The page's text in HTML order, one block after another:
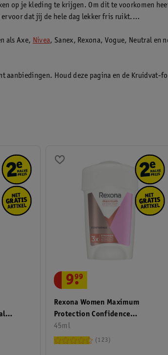
op je kleding te krijgen. Om dit te voorkomen
dat jij de hele dag lekker fris ruikt.
als Axe, Nivea, Sanex, Rexona, Vogue, Neutral en
aanbiedingen. Houd deze pagina en de
Rexona Women Maximum
Protection Confidence
Antitranspirant Stick
45ml
9.
99
123